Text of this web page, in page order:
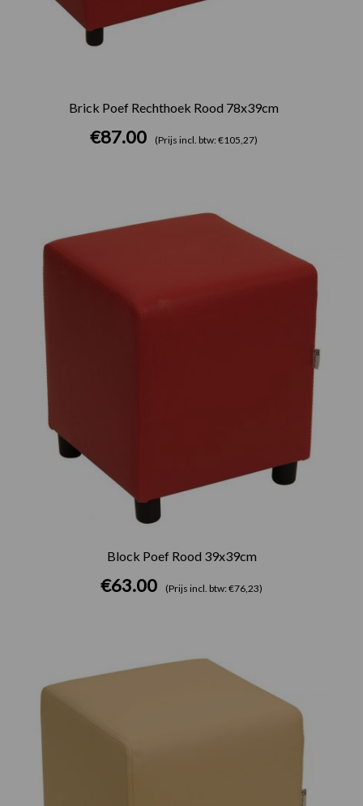
Brick Poef Rechthoek Rood 78x39cm
€87.00 (Prijs incl. btw: €105,27)
Block Poef Rood 39x39cm
€63.00 (Prijs incl. btw: €76,23)